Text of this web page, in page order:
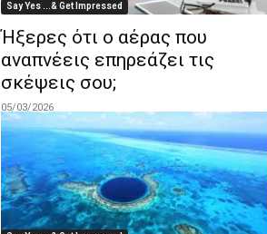
Say Yes ...& Get Impressed
Ήξερες ότι ο αέρας που
αναπνέεις επηρεάζει τις
σκέψεις σου;
05/03/2026